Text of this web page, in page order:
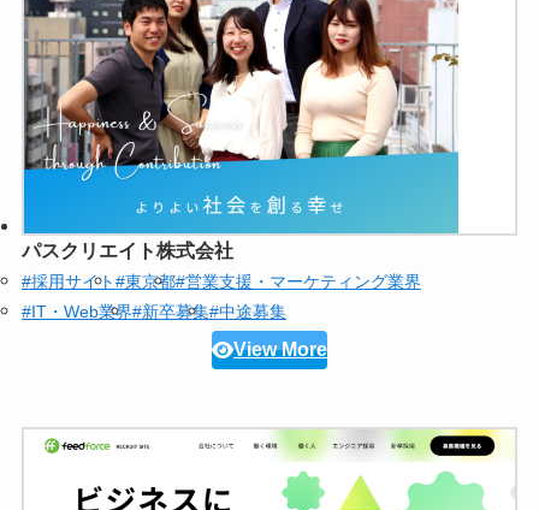
パスクリエイト株式会社
#採用サイト#東京都#営業支援・マーケティング業界
#IT・Web業界#新卒募集#中途募集
View More